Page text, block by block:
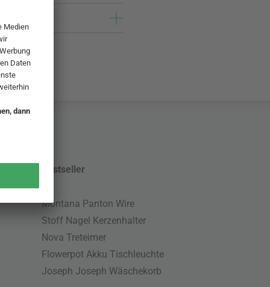
Bestseller
Montana Panton Wire
Stoff Nagel Kerzenhalter
Nova Treteimer
Flowerpot Akku Tischleuchte
Joseph Joseph Wäschekorb